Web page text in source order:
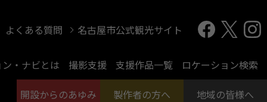
よくある質問 名古屋市公式観光サイト
・ナビとは 撮影支援 支援作品一覧 ロケーション検索
開設からのあゆみ 製作者の方へ 地域の皆様へ